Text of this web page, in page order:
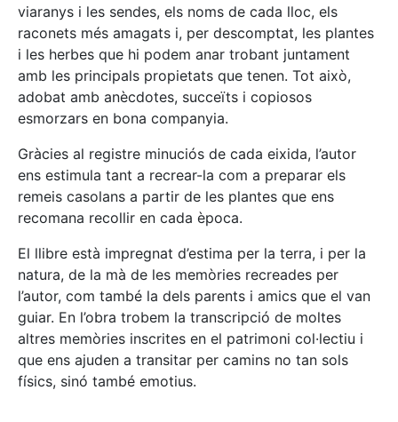
viaranys i les sendes, els noms de cada lloc, els
raconets més amagats i, per descomptat, les plantes
i les herbes que hi podem anar trobant juntament
amb les principals propietats que tenen. Tot això,
adobat amb anècdotes, succeïts i copiosos
esmorzars en bona companyia.
Gràcies al registre minuciós de cada eixida, l’autor
ens estimula tant a recrear-la com a preparar els
remeis casolans a partir de les plantes que ens
recomana recollir en cada època.
El llibre està impregnat d’estima per la terra, i per la
natura, de la mà de les memòries recreades per
l’autor, com també la dels parents i amics que el van
guiar. En l’obra trobem la transcripció de moltes
altres memòries inscrites en el patrimoni col·lectiu i
que ens ajuden a transitar per camins no tan sols
físics, sinó també emotius.